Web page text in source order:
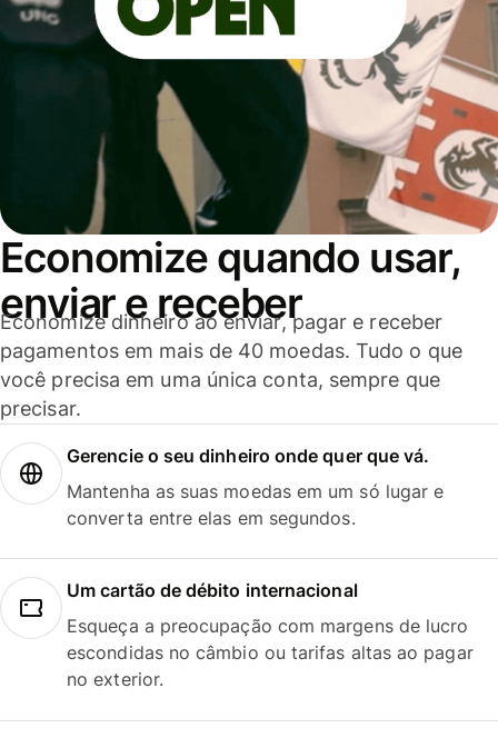
Economize quando usar,
enviar e receber
Economize dinheiro ao enviar, pagar e receber
pagamentos em mais de 40 moedas. Tudo o que
você precisa em uma única conta, sempre que
precisar.
Gerencie o seu dinheiro onde quer que vá.
Mantenha as suas moedas em um só lugar e
converta entre elas em segundos.
Um cartão de débito internacional
Esqueça a preocupação com margens de lucro
escondidas no câmbio ou tarifas altas ao pagar
no exterior.